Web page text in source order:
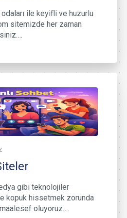
ile keyifli ve huzurlu
sitemizde her zaman
gibi teknolojiler
kopuk hissetmek zorunda
oluyoruz….